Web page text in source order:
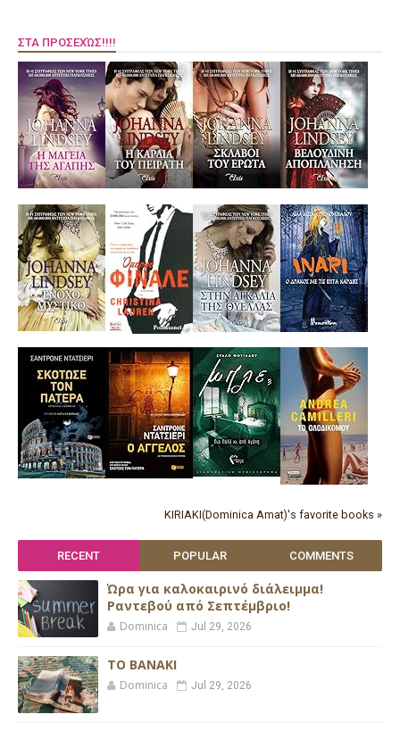
ΣΤΑ ΠΡΟΣΕΧΏΣ!!!!
KIRIAKI(Dominica Amat)'s favorite books »
RECENT POPULAR COMMENTS
Ώρα για καλοκαιρινό διάλειμμα!
Ραντεβού από Σεπτέμβριο!
Dominica Jul 29, 2026
ΤΟ ΒΑΝΑΚΙ
Dominica Jul 29, 2026